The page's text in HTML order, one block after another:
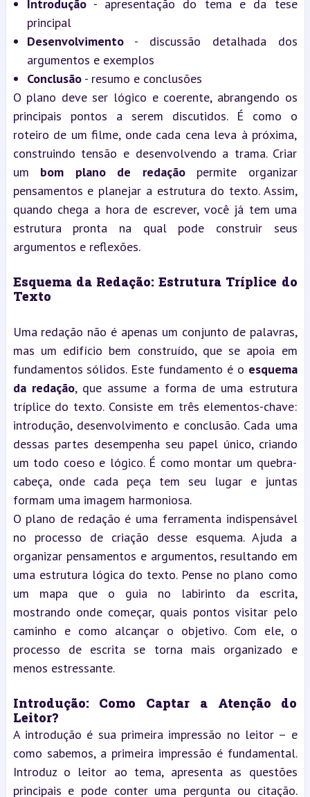
Introdução - apresentação do tema e da tese
principal
Desenvolvimento - discussão detalhada dos
argumentos e exemplos
Conclusão - resumo e conclusões
O plano deve ser lógico e coerente, abrangendo os
principais pontos a serem discutidos. É como o
roteiro de um filme, onde cada cena leva à próxima,
construindo tensão e desenvolvendo a trama. Criar
um bom plano de redação permite organizar
pensamentos e planejar a estrutura do texto. Assim,
quando chega a hora de escrever, você já tem uma
estrutura pronta na qual pode construir seus
argumentos e reflexões.
Esquema da Redação: Estrutura Tríplice do
Texto
Uma redação não é apenas um conjunto de palavras,
mas um edifício bem construído, que se apoia em
fundamentos sólidos. Este fundamento é o esquema
da redação, que assume a forma de uma estrutura
tríplice do texto. Consiste em três elementos-chave:
introdução, desenvolvimento e conclusão. Cada uma
dessas partes desempenha seu papel único, criando
um todo coeso e lógico. É como montar um quebra-
cabeça, onde cada peça tem seu lugar e juntas
formam uma imagem harmoniosa.
O plano de redação é uma ferramenta indispensável
no processo de criação desse esquema. Ajuda a
organizar pensamentos e argumentos, resultando em
uma estrutura lógica do texto. Pense no plano como
um mapa que o guia no labirinto da escrita,
mostrando onde começar, quais pontos visitar pelo
caminho e como alcançar o objetivo. Com ele, o
processo de escrita se torna mais organizado e
menos estressante.
Introdução: Como Captar a Atenção do
Leitor?
A introdução é sua primeira impressão no leitor – e
como sabemos, a primeira impressão é fundamental.
Introduz o leitor ao tema, apresenta as questões
principais e pode conter uma pergunta ou citação.